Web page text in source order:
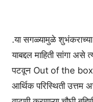
.या सगळ्यामुळे
याबद्दल माहिती सांगा
पटवून Out of the box
आर्थिक परिस्थिती उत्तम